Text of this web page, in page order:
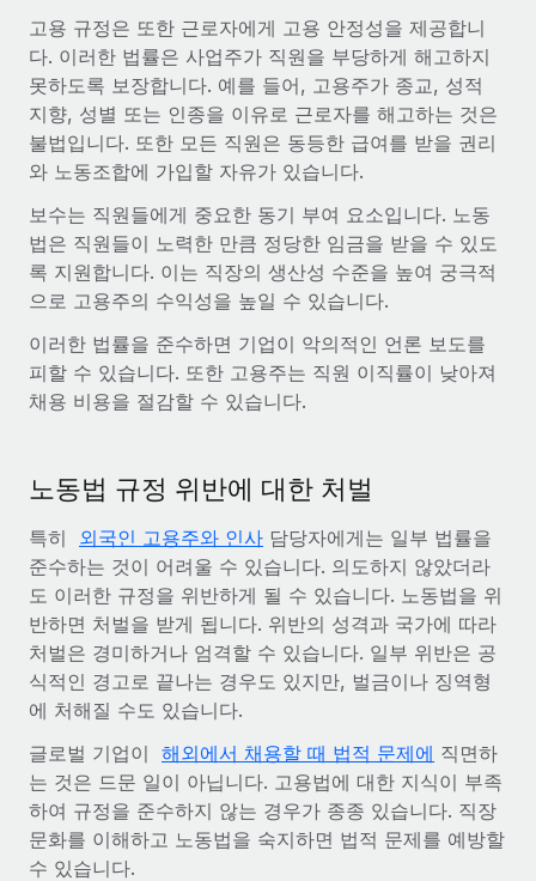
에게는 흥미롭고 전문적인 비디오 제작이 어느 때보다 중요해졌습
니다. 그러나 대부분의 회사들은 그렇게 높은 품질의...
자세히 알아보기
고용 규정은 또한 근로자에게 고용 안정성을 제공합니
다. 이러한 법률은 사업주가 직원을 부당하게 해고하지
못하도록 보장합니다. 예를 들어, 고용주가 종교, 성적
지향, 성별 또는 인종을 이유로 근로자를 해고하는 것은
불법입니다. 또한 모든 직원은 동등한 급여를 받을 권리
와 노동조합에 가입할 자유가 있습니다.
보수는 직원들에게 중요한 동기 부여 요소입니다. 노동
법은 직원들이 노력한 만큼 정당한 임금을 받을 수 있도
록 지원합니다. 이는 직장의 생산성 수준을 높여 궁극적
으로 고용주의 수익성을 높일 수 있습니다.
이러한 법률을 준수하면 기업이 악의적인 언론 보도를
피할 수 있습니다. 또한 고용주는 직원 이직률이 낮아져
채용 비용을 절감할 수 있습니다.
노동법 규정 위반에 대한 처벌
특히 외국인 고용주와 인사 담당자에게는 일부 법률을
준수하는 것이 어려울 수 있습니다. 의도하지 않았더라
도 이러한 규정을 위반하게 될 수 있습니다. 노동법을 위
반하면 처벌을 받게 됩니다. 위반의 성격과 국가에 따라
처벌은 경미하거나 엄격할 수 있습니다. 일부 위반은 공
식적인 경고로 끝나는 경우도 있지만, 벌금이나 징역형
에 처해질 수도 있습니다.
글로벌 기업이 해외에서 채용할 때 법적 문제에 직면하
는 것은 드문 일이 아닙니다. 고용법에 대한 지식이 부족
하여 규정을 준수하지 않는 경우가 종종 있습니다. 직장
문화를 이해하고 노동법을 숙지하면 법적 문제를 예방할
수 있습니다.